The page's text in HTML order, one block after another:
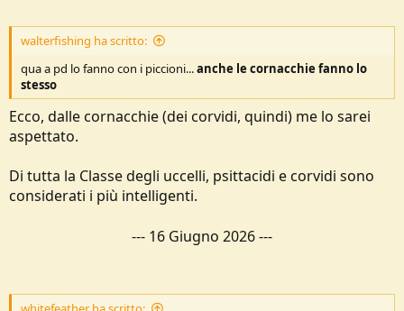
walterfishing ha scritto:
qua a pd lo fanno con i piccioni...anche le cornacchie fanno lo
stesso
Ecco, dalle cornacchie (dei corvidi, quindi) me lo sarei
aspettato.
Di tutta la Classe degli uccelli, psittacidi e corvidi sono
considerati i più intelligenti.
--- 16 Giugno 2026---